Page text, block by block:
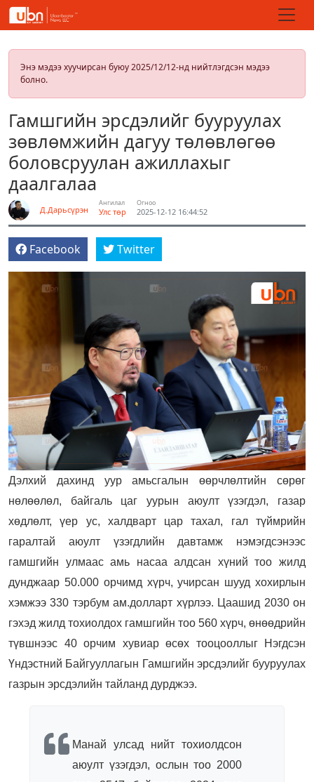
Энэ мэдээ хуучирсан буюу 2025/12/12-нд нийтлэгдсэн мэдээ
болно.
Гамшгийн эрсдэлийг бууруулах
зөвлөмжийн дагуу төлөвлөгөө
боловсруулан ажиллахыг
даалгалаа
Д.Дарьсүрэн
Ангилал
Улс төр
Огноо
2025-12-12 16:44:52
Facebook Twitter
Дэлхий дахинд уур амьсгалын өөрчлөлтийн сөрөг
нөлөөлөл, байгаль цаг уурын аюулт үзэгдэл, газар
хөдлөлт, үер ус, халдварт цар тахал, гал түймрийн
гаралтай аюулт үзэгдлийн давтамж нэмэгдсэнээс
гамшгийн улмаас амь насаа алдсан хүний тоо жилд
дунджаар 50.000 орчимд хүрч, учирсан шууд хохирлын
хэмжээ 330 тэрбум ам.долларт хүрлээ. Цаашид 2030 он
гэхэд жилд тохиолдох гамшгийн тоо 560 хүрч, өнөөдрийн
түвшнээс 40 орчим хувиар өсөх тооцооллыг Нэгдсэн
Үндэстний Байгууллагын Гамшгийн эрсдэлийг бууруулах
газрын эрсдэлийн тайланд дурджээ.
Манай улсад нийт тохиолдсон
аюулт үзэгдэл, ослын тоо 2000